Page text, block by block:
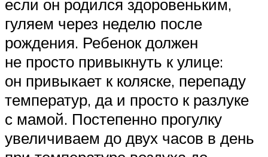
если он родился здоровеньким,
гуляем через неделю после
рождения. Ребенок должен
не просто привыкнуть к улице:
он привыкает к коляске, перепаду
температур, да и просто к разлуке
с мамой. Постепенно прогулку
увеличиваем до двух часов в день